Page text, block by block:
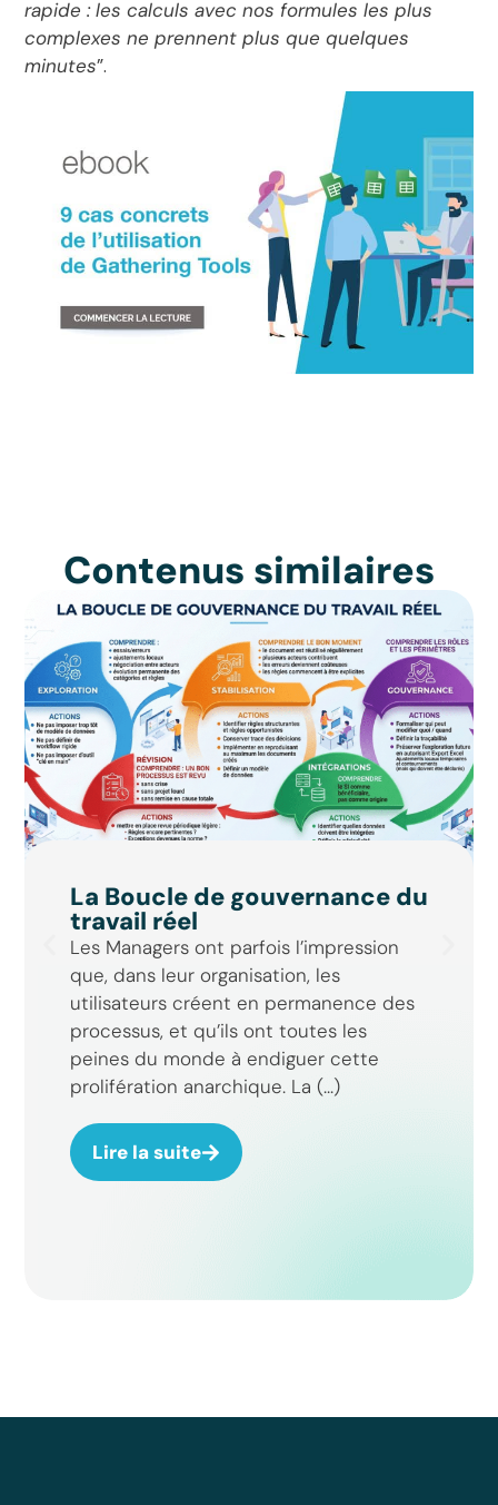
rapide : les calculs avec nos formules les plus
complexes ne prennent plus que quelques
minutes”.
Contenus similaires
La Boucle de gouvernance du
travail réel
Les Managers ont parfois l’impression
que, dans leur organisation, les
utilisateurs créent en permanence des
processus, et qu’ils ont toutes les
peines du monde à endiguer cette
prolifération anarchique. La (...)
Lire la suite